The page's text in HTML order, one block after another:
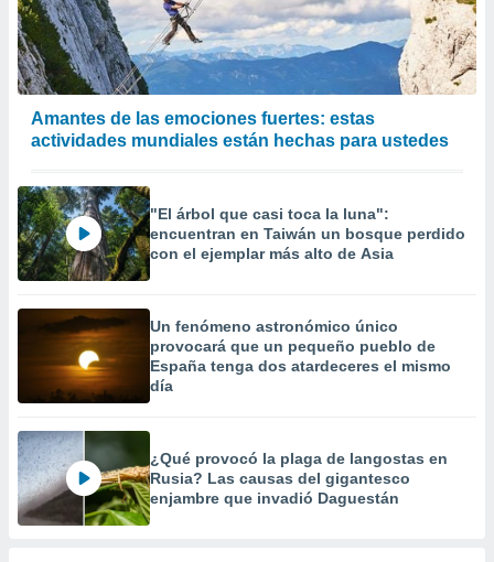
Amantes de las emociones fuertes: estas
actividades mundiales están hechas para ustedes
"El árbol que casi toca la luna":
encuentran en Taiwán un bosque perdido
con el ejemplar más alto de Asia
Un fenómeno astronómico único
provocará que un pequeño pueblo de
España tenga dos atardeceres el mismo
día
¿Qué provocó la plaga de langostas en
Rusia? Las causas del gigantesco
enjambre que invadió Daguestán